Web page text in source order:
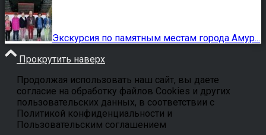
Экскурсия по памятным местам города Амур...
Прокрутить наверх
Продолжая использовать наш сайт, вы даете
согласие на обработку файлов Cookies и других
пользовательских данных, в соответствии с
Политикой конфиденциальности и
Пользовательским соглашением